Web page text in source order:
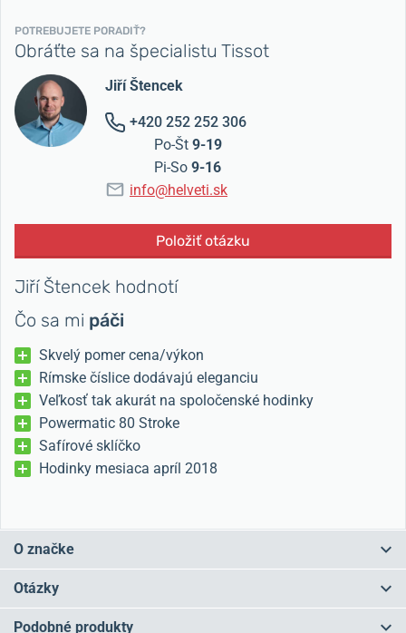
POTREBUJETE PORADIŤ?
Obráťte sa na špecialistu Tissot
Jiří Štencek
+420 252 252 306
Po-Št 9-19
Pi-So 9-16
info@helveti.sk
Položiť otázku
Jiří Štencek hodnotí
Čo sa mi páči
Skvelý pomer cena/výkon
Rímske číslice dodávajú eleganciu
Veľkosť tak akurát na spoločenské hodinky
Powermatic 80 Stroke
Safírové sklíčko
Hodinky mesiaca apríl 2018
O značke
najväčšieho
Charles-Félicien Tissot v mestečku
Otázky
Podobné produkty